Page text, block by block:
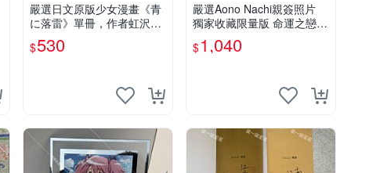
嚴選日文原版少女漫畫《青
に落雷》單冊，作者虹沢羽
見精心創作，封面藍玫瑰情
侶插畫唯美動人， STORY 3
$530
嚴選Aono Nachi親簽照片
獨家收藏限量版 命運之戀真
跡簽名 命運之戀 親簽照 愛
的告白
$1,040